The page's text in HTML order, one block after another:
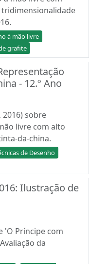
à mão livre
grafite
- 12.º Ano
2016) sobre
livre com alto
da-china.
de Desenho
Ilustração de
'O Príncipe com
da